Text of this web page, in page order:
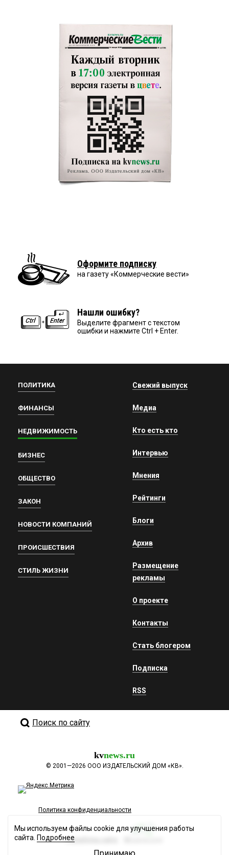
Оформите подписку
на газету «Коммерческие вести»
Нашли ошибку?
Выделите фрагмент с текстом
ошибки и нажмите Ctrl + Enter.
ПОЛИТИКА
ФИНАНСЫ
НЕДВИЖИМОСТЬ
БИЗНЕС
ОБЩЕСТВО
ЗАКОН
НОВОСТИ КОМПАНИЙ
ПРОИСШЕСТВИЯ
СТИЛЬ ЖИЗНИ
Свежий выпуск
Медиа
Кто есть кто
Интервью
Мнения
Рейтинги
Блоги
Архив
Размещение
рекламы
О проекте
Контакты
Стать блогером
Подписка
RSS
Поиск по сайту
kvnews.ru
© 2001—2026 ООО ИЗДАТЕЛЬСКИЙ ДОМ «КВ».
Политика конфиденциальности
Разработка сайта
Мы используем файлы cookie для улучшения работы
сайта. Подробнее